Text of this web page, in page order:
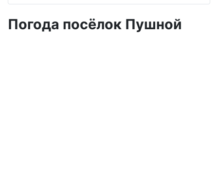
Погода посёлок Пушной